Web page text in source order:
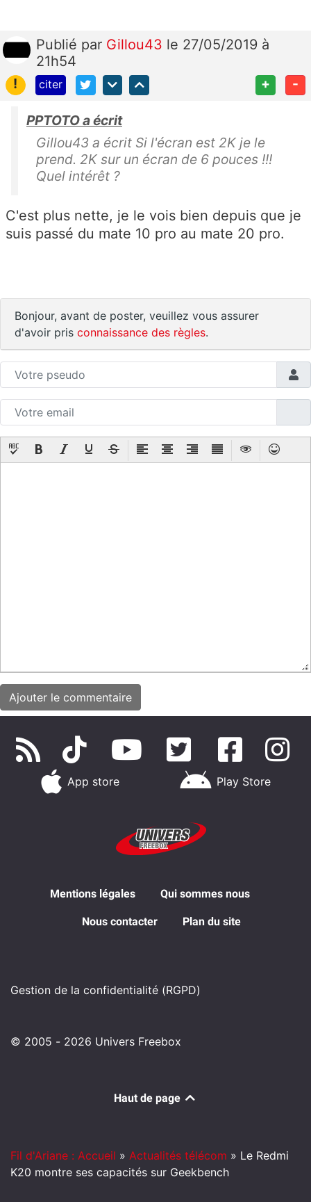
Publié par Gillou43 le 27/05/2019 à
21h54
!
citer + -
PPTOTO a écrit
Gillou43 a écrit Si l'écran est 2K je le
prend. 2K sur un écran de 6 pouces !!!
Quel intérêt ?
C'est plus nette, je le vois bien depuis que je
suis passé du mate 10 pro au mate 20 pro.
Bonjour, avant de poster, veuillez vous assurer
d'avoir pris connaissance des règles.
App store Play Store
Mentions légales Qui sommes nous
Nous contacter Plan du site
Gestion de la confidentialité (RGPD)
© 2005 - 2026 Univers Freebox
Haut de page
Fil d'Ariane : Accueil » Actualités télécom » Le Redmi
K20 montre ses capacités sur Geekbench